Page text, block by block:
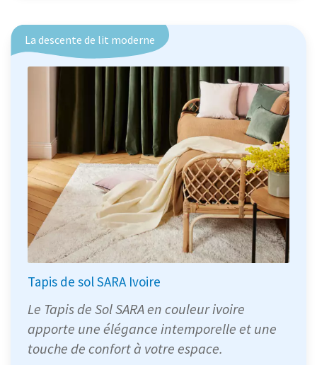
La descente de lit moderne
Tapis de sol SARA Ivoire
Le Tapis de Sol SARA en couleur ivoire
apporte une élégance intemporelle et une
touche de confort à votre espace.